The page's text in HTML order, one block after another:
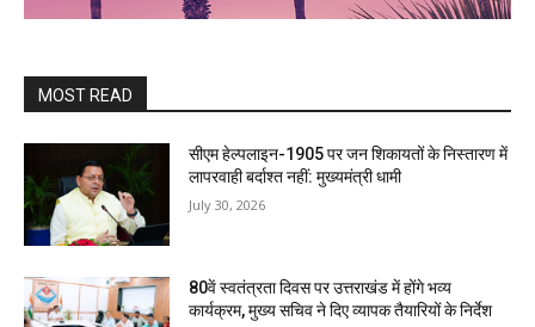
MOST READ
सीएम हेल्पलाइन-1905 पर जन शिकायतों के निस्तारण में
लापरवाही बर्दाश्त नहीं: मुख्यमंत्री धामी
July 30, 2026
80वें स्वतंत्रता दिवस पर उत्तराखंड में होंगे भव्य
कार्यक्रम, मुख्य सचिव ने दिए व्यापक तैयारियों के निर्देश